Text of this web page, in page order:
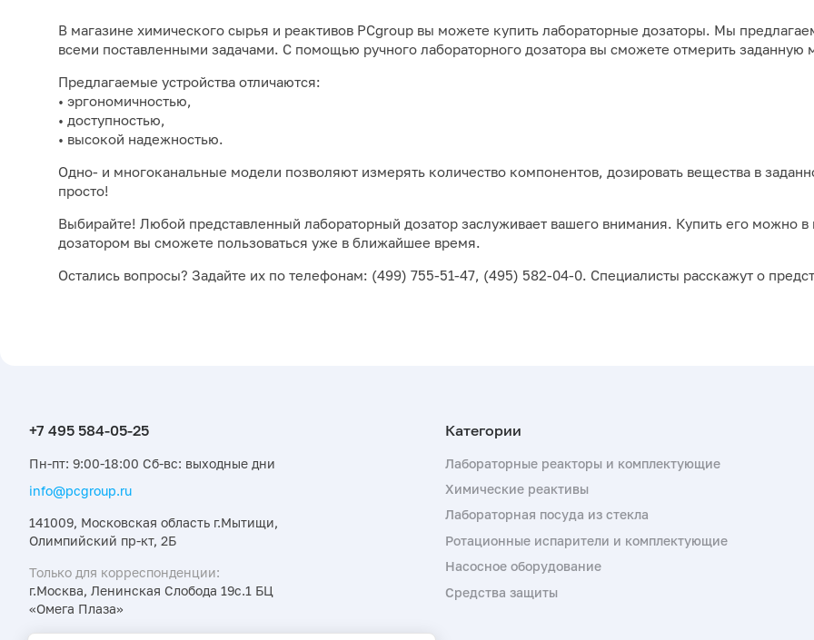
В магазине химического сырья и реактивов PCgroup вы можете купить лабораторные дозаторы. Мы
всеми поставленными задачами. С помощью ручного лабораторного дозатора вы сможете отмерить заданную
Предлагаемые устройства отличаются:
• эргономичностью,
• доступностью,
• высокой надежностью.
Одно- и многоканальные модели позволяют измерять количество компонентов, дозировать вещества в
просто!
Выбирайте! Любой представленный лабораторный дозатор заслуживает вашего внимания. Купить его можно
дозатором вы сможете пользоваться уже в ближайшее время.
Остались вопросы? Задайте их по телефонам: (499) 755-51-47, (495) 582-04-0. Специалисты расскажут о
Пн-пт: 9:00-18:00 Сб-вс: выходные дни
info@pcgroup.ru
141009, Московская область г.Мытищи,
Олимпийский пр-кт, 2Б
Только для корреспонденции:
г.Москва, Ленинская Слобода 19с.1 БЦ
«Омега Плаза»
Лабораторные реакторы и комплектующие
Химические реактивы
Лабораторная посуда из стекла
Ротационные испарители и комплектующие
Насосное оборудование
Средства защиты